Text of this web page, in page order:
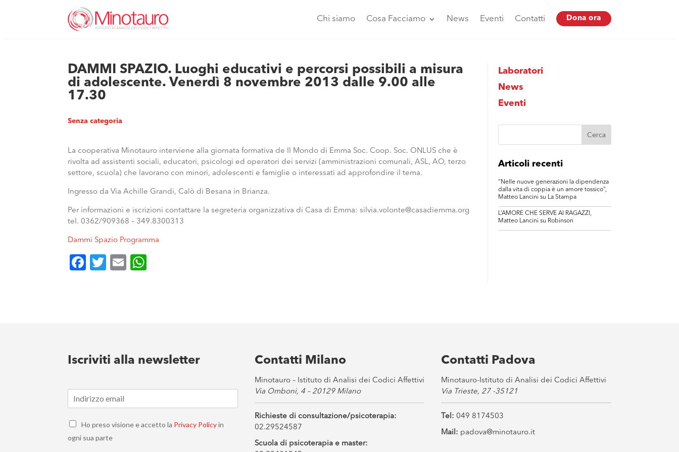
Chi siamo Cosa Facciamo News Eventi Contatti Dona ora
DAMMI SPAZIO. Luoghi educativi e percorsi possibili a misura
di adolescente. Venerdì 8 novembre 2013 dalle 9.00 alle
17.30
Senza categoria
La cooperativa Minotauro interviene alla giornata formativa de Il Mondo di Emma Soc. Coop. Soc. ONLUS che è
rivolta ad assistenti sociali, educatori, psicologi ed operatori dei servizi (amministrazioni comunali, ASL, AO, terzo
settore, scuola) che lavorano con minori, adolescenti e famiglie o interessati ad approfondire il tema.
Ingresso da Via Achille Grandi, Calò di Besana in Brianza.
Per informazioni e iscrizioni contattare la segreteria organizzativa di Casa di Emma: silvia.volonte@casadiemma.org
tel. 0362/909368 – 349.8300313
Dammi Spazio Programma
Facebook
Twitter
Email
Laboratori
News
Eventi
Articoli recenti
“Nelle nuove generazioni la dipendenza
dalla vita di coppia è un amore tossico”,
Matteo Lancini su La Stampa
L’AMORE CHE SERVE AI RAGAZZI,
Matteo Lancini su Robinson
Iscriviti alla newsletter
m
i
*
C
e
Ho preso visione e accetto la Privacy Policyin
ogni sua parte
Contatti Milano
Minotauro – Istituto di Analisi dei Codici Affettivi
Via Omboni, 4 – 20129 Milano
Richieste di consultazione/psicoterapia:
02.29524587
Scuola di psicoterapia e master:
Contatti Padova
Minotauro-Istituto di Analisi dei Codici Affettivi
Via Trieste, 27 -35121
Tel: 049 8174503
Mail: padova@minotauro.it